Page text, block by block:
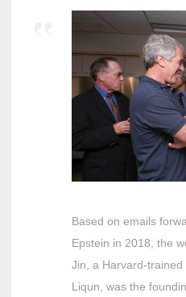
Based on emails
Epstein in 2018, the
Jin, a Harvard-
Liqun, was the